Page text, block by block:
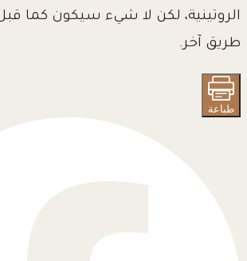
الروتينية، لكن لا شيء سيكون كما
طريق آخر.
طباعة